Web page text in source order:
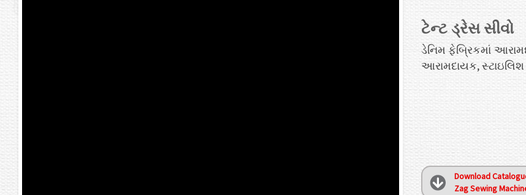
ટેન્ટ ડ્રેસ સીવો
ડેનિમ ફેબ્રિકમાં
આરામદાયક,
Download
Zag Sewing